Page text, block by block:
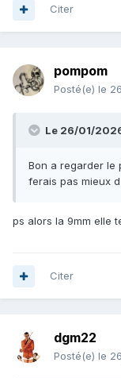
Citer
pompom
Posté(e) le
Le 26/01/
Bon a regarder le
ferais pas mieux
ps alors la 9mm elle
Citer
dgm22
Posté(e) le